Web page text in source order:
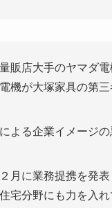
販店大手のヤマダ
機が大塚家具の第
よる企業イメージ
月に業務提携を発
宅分野にも力を入